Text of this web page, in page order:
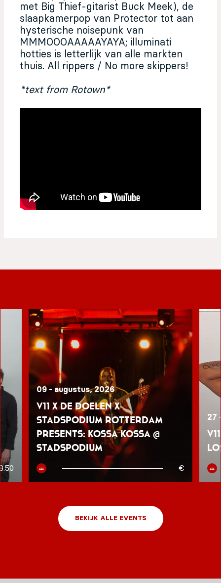
met Big Thief-gitarist Buck Meek), de
slaapkamerpop van Protector tot aan
hysterische noisepunk van
MMMOOOAAAAAYAYA; illuminati
hotties is letterlijk van alle markten
thuis. All rippers / No more skippers!
*text from Rotown*
09 - augustus, 2026
V11 x De Doelen x
Stadspodium Rotterdam
presents: Kossa Kossa @
Stadspodium
€
27
BEKIJK ALLE EVENTS